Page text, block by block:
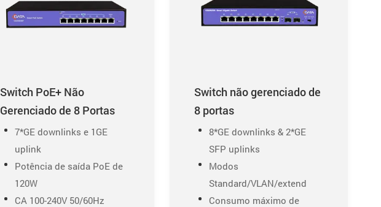
Switch PoE+ Não
Gerenciado de 8 Portas
7*GE downlinks e 1GE
uplink
Potência de saída PoE de
120W
CA 100-240V 50/60Hz
Switch não gerenciado de
8 portas
8*GE downlinks & 2*GE
SFP uplinks
Modos
Standard/VLAN/extend
Consumo máximo de